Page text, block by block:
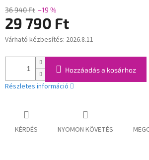
36 940 Ft –19 %
29 790 Ft
Egységár:
Várható kézbesítés: 2026.8.11
Hozzáadás a kosárhoz
Részletes információ
KÉRDÉS NYOMON KÖVETÉS